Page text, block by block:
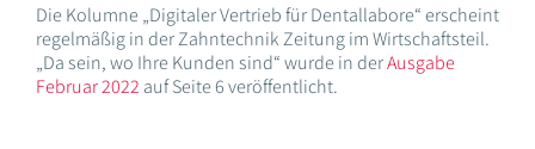
Die Kolumne „Digitaler Vertrieb für Dentallabore“ erscheint
regelmäßig in der Zahntechnik Zeitung im Wirtschaftsteil.
„Da sein, wo Ihre Kunden sind“ wurde in derAusgabe
Februar 2022 auf Seite 6 veröffentlicht.